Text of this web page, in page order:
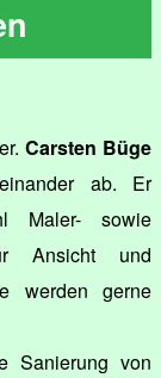
Carsten Büge
ab. Er
Maler- sowie
Ansicht und
werden gerne
Sanierung von